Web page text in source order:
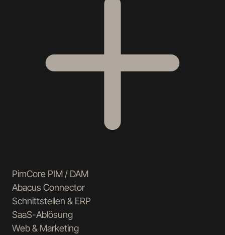
PimCore PIM / DAM
Abacus Connector
Schnittstellen & ERP
SaaS-Ablösung
Web & Marketing